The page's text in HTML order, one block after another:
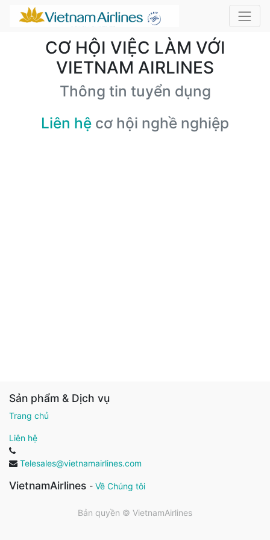
CƠ HỘI VIỆC LÀM VỚI
VIETNAM AIRLINES
Thông tin tuyển dụng
Liên hệ cơ hội nghề nghiệp
Sản phẩm & Dịch vụ
Trang chủ
Liên hệ
Telesales@vietnamairlines.com
VietnamAirlines - Về Chúng tôi
Bản quyền © VietnamAirlines